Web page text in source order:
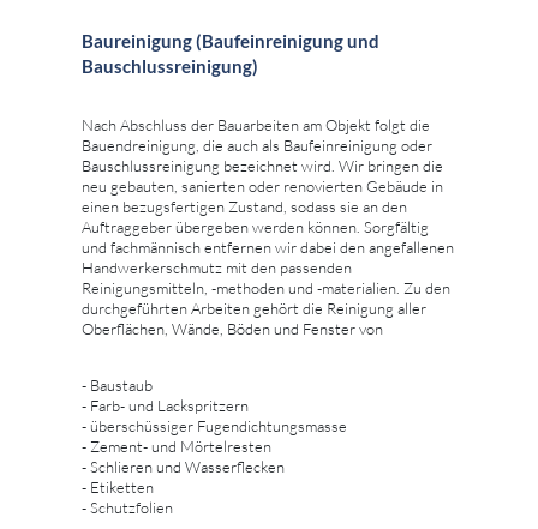
Baureinigung (Baufeinreinigung und
Bauschlussreinigung)
Nach Abschluss der Bauarbeiten am Objekt folgt die
Bauendreinigung, die auch als Baufeinreinigung oder
Bauschlussreinigung bezeichnet wird. Wir bringen die
neu gebauten, sanierten oder renovierten Gebäude in
einen bezugsfertigen Zustand, sodass sie an den
Auftraggeber übergeben werden können. Sorgfältig
und fachmännisch entfernen wir dabei den angefallenen
Handwerkerschmutz mit den passenden
Reinigungsmitteln, -methoden und -materialien. Zu den
durchgeführten Arbeiten gehört die Reinigung aller
Oberflächen, Wände, Böden und Fenster von
- Baustaub
- Farb- und Lackspritzern
- überschüssiger Fugendichtungsmasse
- Zement- und Mörtelresten
- Schlieren und Wasserflecken
- Etiketten
- Schutzfolien